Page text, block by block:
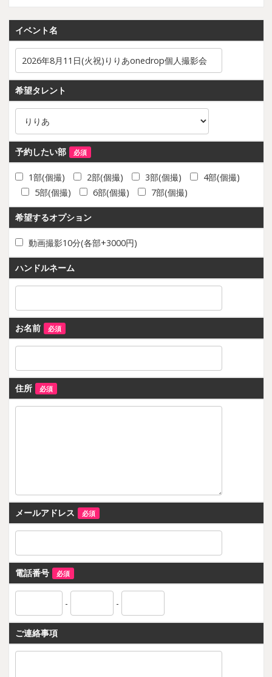
イベント名
希望タレント
予約したい部 必須
1部(個撮) 2部(個撮) 3部(個撮)
4部(個撮)
5部(個撮)
6部(個撮) 7部(個撮)
希望するオプション
動画撮影10分(各部+3000円)
ハンドルネーム
お名前 必須
住所 必須
メールアドレス 必須
電話番号 必須
- -
ご連絡事項